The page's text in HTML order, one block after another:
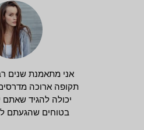
אני מתאמנת שנים
תקופה ארוכה מדרסים
יכולה להגיד שאתם
בטוחים שהגעתם